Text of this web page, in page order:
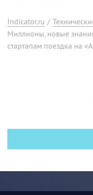
Indicator.ru /
Миллионы, новые
стартапам поездка на